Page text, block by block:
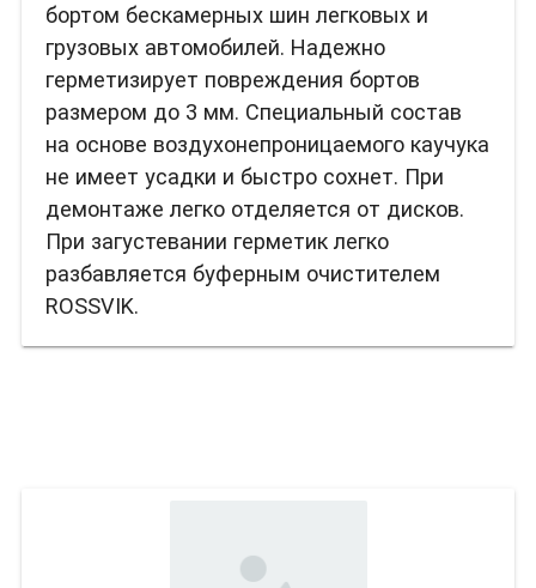
бортом бескамерных шин легковых и
грузовых автомобилей. Надежно
герметизирует повреждения бортов
размером до 3 мм. Специальный состав
на основе воздухонепроницаемого каучука
не имеет усадки и быстро сохнет. При
демонтаже легко отделяется от дисков.
При загустевании герметик легко
разбавляется буферным очистителем
ROSSVIK.